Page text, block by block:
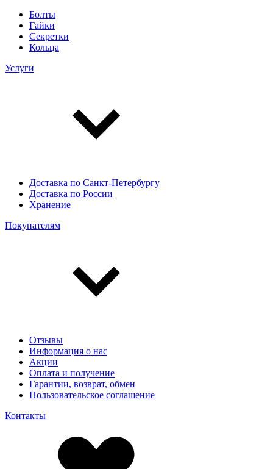
Болты
Гайки
Секретки
Кольца
Услуги
Доставка по Санкт-Петербургу
Доставка по России
Хранение
Покупателям
Отзывы
Информация о нас
Акции
Оплата и получение
Гарантии, возврат, обмен
Пользовательское соглашение
Контакты